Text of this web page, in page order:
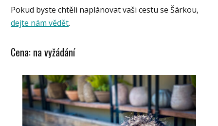
Pokud byste chtěli naplánovat vaši cestu se Šárkou,
dejte nám vědět.
Cena: na vyžádání